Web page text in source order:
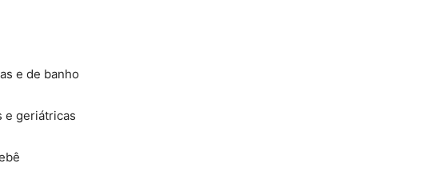
e de banho
e geriátricas